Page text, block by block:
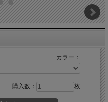
カラー：
購入数： 枚